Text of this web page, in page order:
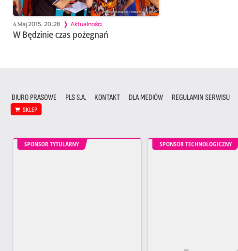
4 Maj 2015, 20:28 Aktualności
W Będzinie czas pożegnań
BIURO PRASOWE PLS S.A. KONTAKT DLA MEDIÓW REGULAMIN SERWISU
SKLEP
SPONSOR TYTULARNY SPONSOR TECHNOLOGICZNY